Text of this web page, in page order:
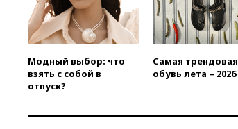
Модный выбор: что
взять с собой в
отпуск?
Самая трендовая
обувь лета – 2026